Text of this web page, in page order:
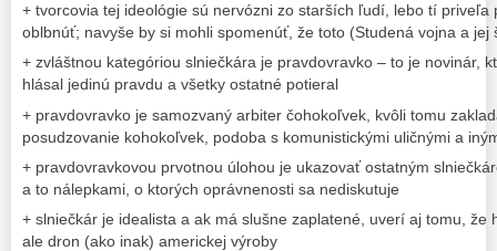
+ tvorcovia tej ideológie sú nervózni zo starších ľudí, lebo tí priveľa
oblbnúť; navyše by si mohli spomenúť, že toto (Studená vojna a jej
+ zvláštnou kategóriou slniečkára je pravdovravko – to je novinár,
hlásal jedinú pravdu a všetky ostatné potieral
+ pravdovravko je samozvaný arbiter čohokoľvek, kvôli tomu
posudzovanie kohokoľvek, podoba s komunistickými uličnými a
+ pravdovravkovou prvotnou úlohou je ukazovať ostatným
a to nálepkami, o ktorých oprávnenosti sa nediskutuje
+ slniečkár je idealista a ak má slušne zaplatené, uverí aj tomu, že
ale dron (ako inak) americkej výroby